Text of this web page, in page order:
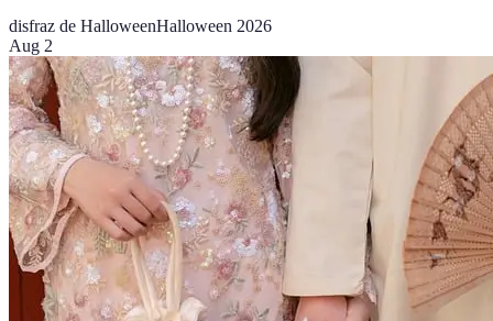
disfraz de HalloweenHalloween 2026
Aug 2